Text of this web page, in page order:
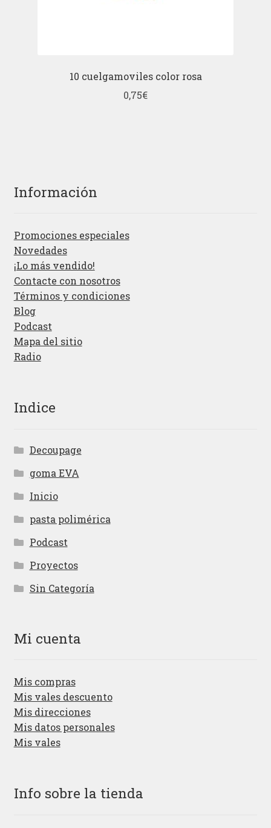
10 cuelgamoviles color rosa
0,75€
Información
Promociones especiales
Novedades
¡Lo más vendido!
Contacte con nosotros
Términos y condiciones
Blog
Podcast
Mapa del sitio
Radio
Indice
Decoupage
goma EVA
Inicio
pasta polimérica
Podcast
Proyectos
Sin Categoría
Mi cuenta
Mis compras
Mis vales descuento
Mis direcciones
Mis datos personales
Mis vales
Info sobre la tienda